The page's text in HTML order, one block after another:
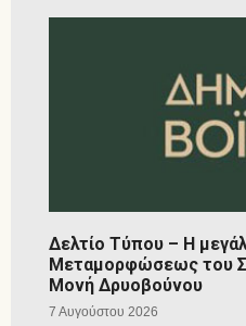
Δελτίο Τύπου – Η
Μεταμορφώσεως του
Μονή Δρυοβούνου
7 Αυγούστου 2026